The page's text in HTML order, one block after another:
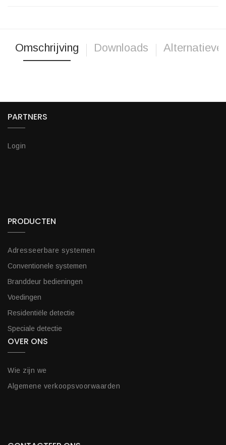
Omschrijving Downloads Alternatieve
PARTNERS
Login
PRODUCTEN
Adresseerbare systemen
Conventionele systemen
Branddeur bedieningen
Voedingen
Residentiële detectie
Speciale detectie
OVER ONS
Wie zijn we
Algemene verkoopsvoorwaarden